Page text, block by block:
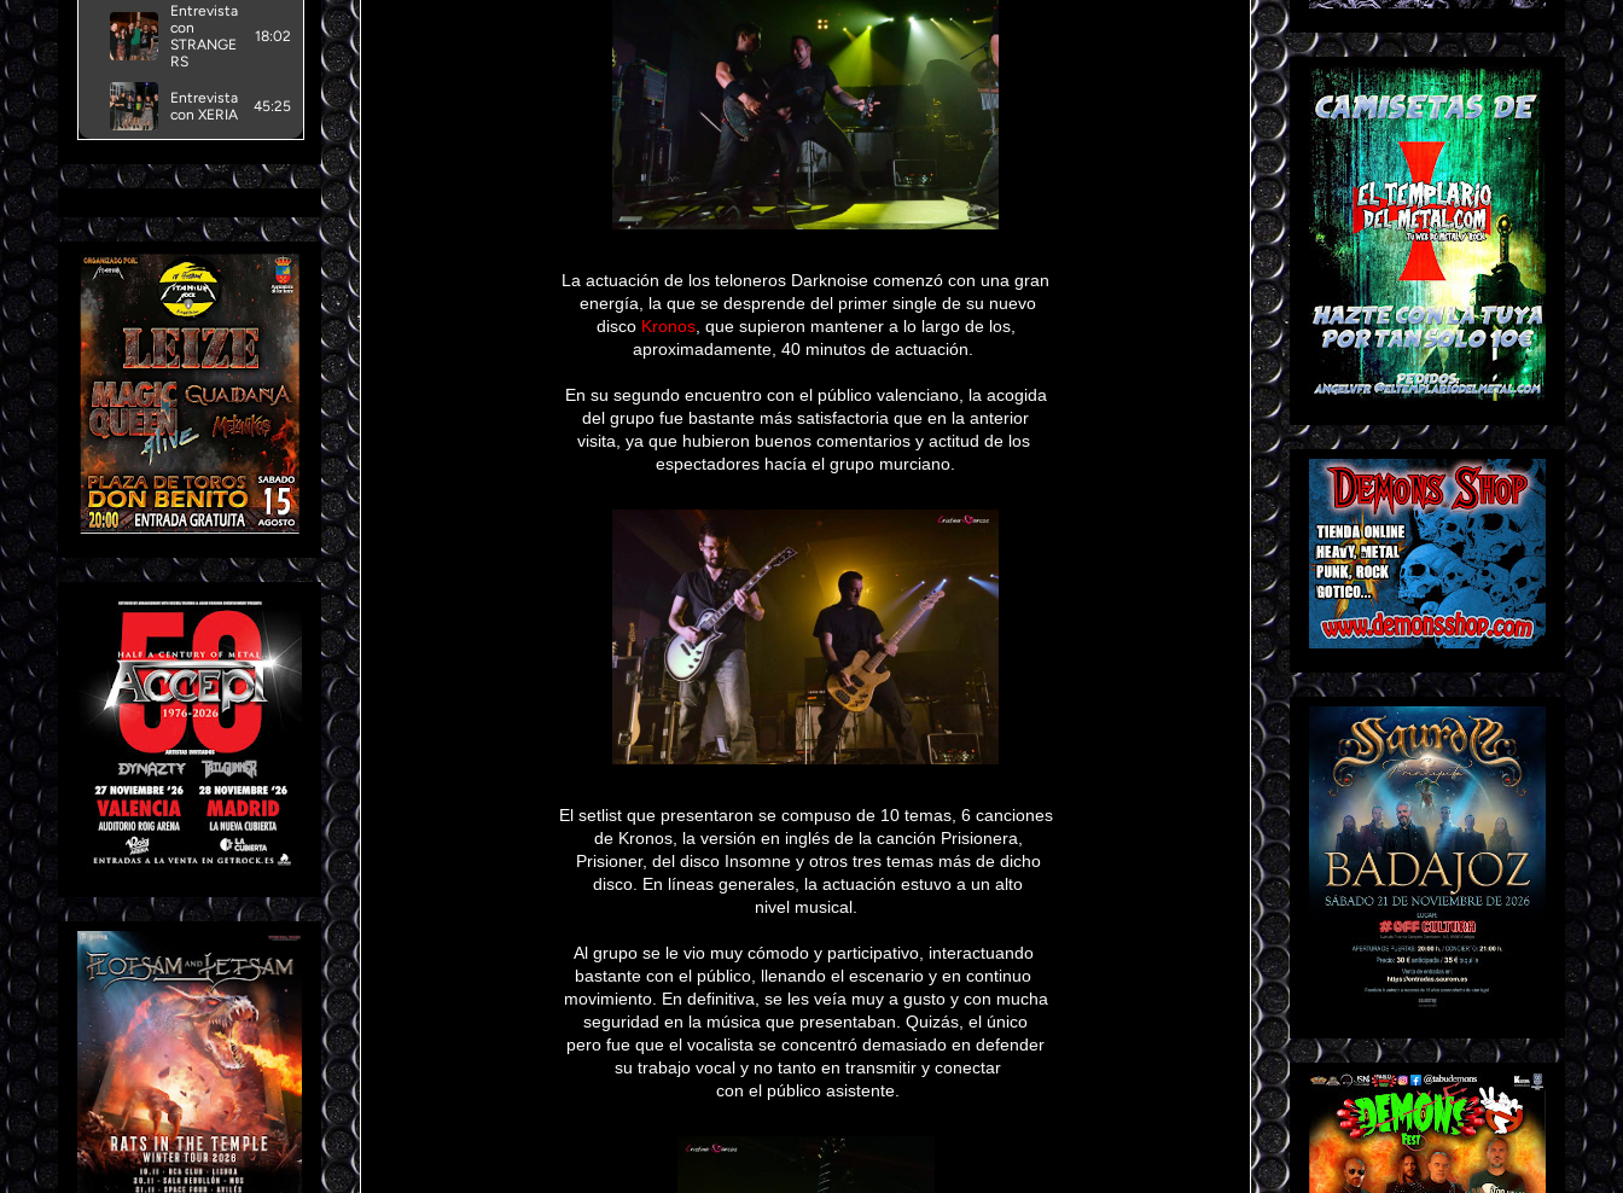
La actuación de los teloneros Darknoise comenzó con una gran
energía, la que se desprende del primer single de su nuevo
disco Kronos, que supieron mantener a lo largo de los,
aproximadamente, 40 minutos de actuación.
En su segundo encuentro con el público valenciano, la acogida
del grupo fue bastante más satisfactoria que en la anterior
visita, ya que hubieron buenos comentarios y actitud de los
espectadores hacía el grupo murciano.
El setlist que presentaron se compuso de 10 temas, 6 canciones
de Kronos, la versión en inglés de la canción Prisionera,
Prisioner, del disco Insomne y otros tres temas más de dicho
disco. En líneas generales, la actuación estuvo a un alto
nivel musical.
Al grupo se le vio muy cómodo y participativo, interactuando
bastante con el público, llenando el escenario y en continuo
movimiento. En definitiva, se les veía muy a gusto y con mucha
seguridad en la música que presentaban. Quizás, el único
pero fue que el vocalista se concentró demasiado en defender
su trabajo vocal y no tanto en transmitir y conectar
con el público asistente.